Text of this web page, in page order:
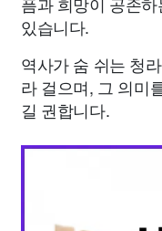
있습니다.
역사가 숨 쉬는 청
라 걸으며, 그 의미
길 권합니다.